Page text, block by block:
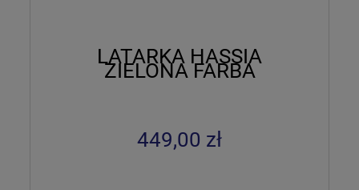
LATARKA HASSIA
ZIELONA FARBA
449,00 zł